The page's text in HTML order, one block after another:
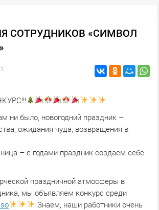
СОТРУДНИКОВ «СИМВОЛ
ни было, новогодний праздник –
ожидания чуда, возвращения в
– с годами праздник создаем себе
праздничной атмосферы в
мы объявляем конкурс среди
Знаем, наши работники очень